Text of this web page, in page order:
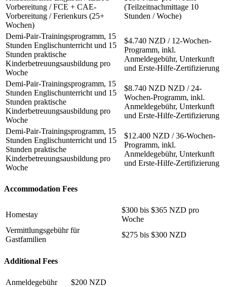
Vorbereitung / FCE + CAE-
Vorbereitung / Ferienkurs (25+
Wochen)
(Teilzeitnachmittage 10
Stunden / Woche)
Demi-Pair-Trainingsprogramm, 15
Stunden Englischunterricht und 15
Stunden praktische
Kinderbetreuungsausbildung pro
Woche
$4.740 NZD / 12-Wochen-
Programm, inkl.
Anmeldegebühr, Unterkunft
und Erste-Hilfe-Zertifizierung
Demi-Pair-Trainingsprogramm, 15
Stunden Englischunterricht und 15
Stunden praktische
Kinderbetreuungsausbildung pro
Woche
$8.740 NZD NZD / 24-
Wochen-Programm, inkl.
Anmeldegebühr, Unterkunft
und Erste-Hilfe-Zertifizierung
Demi-Pair-Trainingsprogramm, 15
Stunden Englischunterricht und 15
Stunden praktische
Kinderbetreuungsausbildung pro
Woche
$12.400 NZD / 36-Wochen-
Programm, inkl.
Anmeldegebühr, Unterkunft
und Erste-Hilfe-Zertifizierung
Accommodation Fees
Homestay
$300 bis $365 NZD pro
Woche
Vermittlungsgebühr für
Gastfamilien
$275 bis $300 NZD
Additional Fees
Anmeldegebühr
$200 NZD